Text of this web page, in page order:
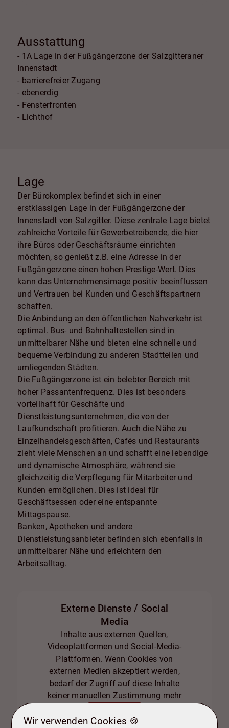
Ausstattung
- 1A Lage in der Fußgängerzone der Salzgitteraner
Innenstadt
- barrierefreier Zugang
- ebenerdig
- Fensterfronten
- Lichthof
Lage
Der Bürokomplex befindet sich in einer
erstklassigen Lage in der Fußgängerzone der
Innenstadt von Salzgitter. Diese zentrale Lage bietet
zahlreiche Vorteile für Gewerbetreibende, die hier
ihre Büros oder Geschäftsräume einrichten
möchten, so genießt z.B. eine Adresse in der
Fußgängerzone einen hohen Prestige-Wert. Dies
kann das Unternehmensimage positiv beeinflussen
und Vertrauen bei Kunden und Geschäftspartnern
schaffen.
Die Anbindung an den öffentlichen Nahverkehr ist
optimal. Bus- und Bahnhaltestellen sind in
unmittelbarer Nähe und bieten eine schnelle und
bequeme Verbindung zu anderen Stadtteilen und
umliegenden Städten.
Die Fußgängerzone ist ein belebter Bereich mit
hoher Passantenfrequenz. Dies ist besonders
vorteilhaft für Geschäfte und
Dienstleistungsunternehmen, die von der
Laufkundschaft profitieren. Auch die Nähe zu
Einzelhandelsgeschäften, Cafés und Restaurants
zieht viele Menschen an und schafft eine lebendige
und dynamische Atmosphäre, während sie
gleichzeitig die Verpflegung für Mitarbeiter und
Kunden ermöglichen. Dies ist ideal für
Geschäftsessen oder eine entspannte
Mittagspause.
Banken, Apotheken und andere
Dienstleistungsanbieter befinden sich ebenfalls in
unmittelbarer Nähe und erleichtern den
Arbeitsalltag.
Externe Dienste / Social
Media
Inhalte aus externen Quellen,
Videoplattformen und Social-Media-
Plattformen. Wenn Cookies von
externen Medien akzeptiert werden,
bedarf der Zugriff auf diese Inhalte
keiner manuellen Zustimmung mehr
Wir verwenden Cookies 🍪